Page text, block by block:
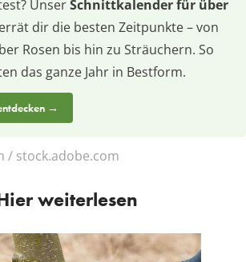
UnserSchnittkalender für über
dir die besten Zeitpunkte – von
Rosen bis hin zu Sträuchern. So
das ganze Jahr in Bestform.
→
/ stock.adobe.com
weiterlesen